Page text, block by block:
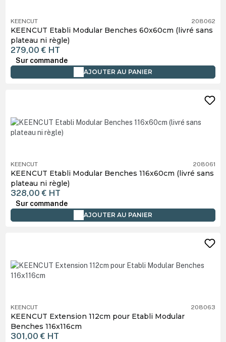
KEENCUT 208062
KEENCUT Etabli Modular Benches 60x60cm (livré sans
plateau ni règle)
279,00 € HT
Sur commande
AJOUTER AU PANIER
KEENCUT 208061
KEENCUT Etabli Modular Benches 116x60cm (livré sans
plateau ni règle)
328,00 € HT
Sur commande
AJOUTER AU PANIER
KEENCUT 208063
KEENCUT Extension 112cm pour Etabli Modular
Benches 116x116cm
301,00 € HT